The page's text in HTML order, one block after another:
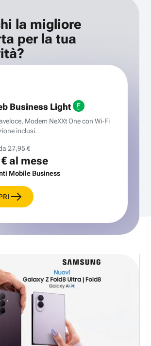
la migliore
per la tua
Business Light
Modem NeXXt One con Wi‑Fi
inclusi.
27,95 €
al mese
Mobile Business